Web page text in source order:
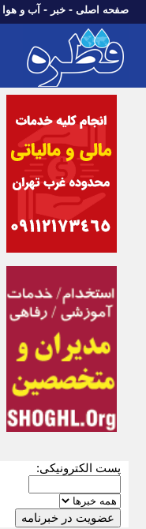
صفحه اصلی - خبر - آب و هوا
پست الکترونیکی: